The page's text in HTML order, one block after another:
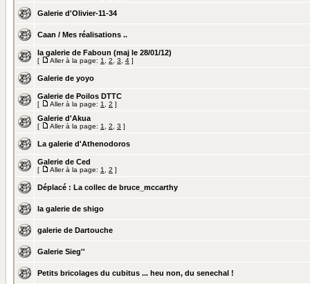
Galerie d'Olivier-11-34
Caan / Mes réalisations ..
la galerie de Faboun (maj le 28/01/12)
[ Aller à la page: 1 2 3 4 ]
Galerie de yoyo
Galerie de Poilos DTTC
[ Aller à la page: 1 2 ]
Galerie d'Akua
[ Aller à la page: 1 2 3 ]
La galerie d'Athenodoros
Galerie de Ced
[ Aller à la page: 1 2 ]
Déplacé : La collec de bruce_mccarthy
la galerie de shigo
galerie de Dartouche
Galerie Sieg''
Petits bricolages du cubitus ... heu non, du senechal !